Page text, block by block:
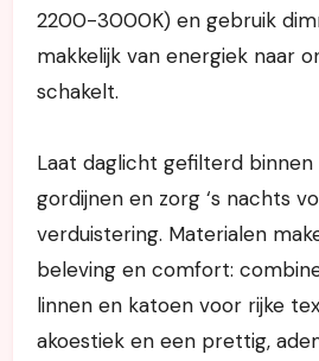
2200-3000K) en gebruik
makkelijk van energiek naar
schakelt.
Laat daglicht gefilterd
gordijnen en zorg ‘s nachts
verduistering. Materialen
beleving en comfort:
linnen en katoen voor rijke
akoestiek en een prettig,